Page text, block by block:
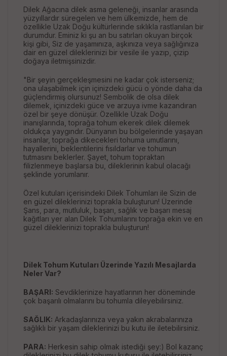
Dilek Ağacına dilek asma geleneği, insanlar arasında
yüzyıllardır süregelen ve hem ülkemizde, hem de
özellikle Uzak Doğu kültürlerinde sıklıkla rastlanılan bir
durumdur. Eminiz ki şu an bu satırları okuyan birçok
kişi gibi, Siz de yaşamınıza, aşkınıza veya sağlığınıza
dair en güzel dileklerinizi bir vesile ile yazıp, çizip
doğaya iletmişsinizdir.
"Bir şeyin gerçekleşmesini ne kadar çok isterseniz;
ona ulaşabilmek için içinizdeki gücü o yönde daha da
güçlendirmiş olursunuz! Sembolik de olsa dilek
dilemek, içinizdeki güce ve arzuya ivme kazandıran
özel bir şeye dönüşür. Özellikle Uzak Doğu
inanışlarında, toprağa tohum ekerek dilek dilemek
oldukça yaygındır. Dünyanın bu bölgelerinde yaşayan
insanlar, toprağa dikecekleri tohuma umutlarını,
hayallerini, beklentilerini fısıldarlar ve tohumun
tutmasını beklerler. Şayet, tohum topraktan
filizlenmeye başlarsa bu, dileklerinin kabul olacağı
şeklinde yorumlanır.
Özel kutuları içerisindeki Dilek Tohumları ile Sizin de
en güzel dileklerinizi toprakla buluşturun! Üzerinde
Şans, para, mutluluk, başarı, sağlık ve başarı mesaj
kağıtları yer alan Dilek Tohumlarını toprağa ekin ve en
güzel dileklerinizi toprakla buluşturun!
Dilek Tohum Kutuları Üzerinde Yazılı Mesajlarda
Neler Var?
BAŞARI: Sevdiklerinize hayatlarının her döneminde
çok başarılı olmalarını bu tohumla dileyebilirsiniz.
SAĞLIK: Arkadaşlarınıza veya yakın akrabalarınıza
sağlıklı bir yaşam dileklerinizi bu kutu ile iletebilirsiniz.
PARA: Herkesin sahip olmak istediği şey:) Bol kazanç